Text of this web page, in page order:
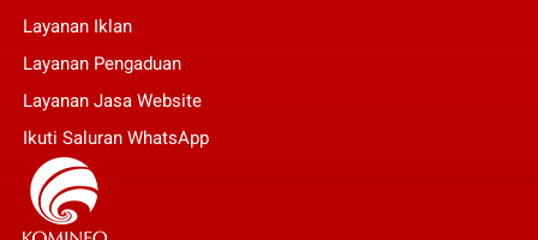
Layanan Iklan
Layanan Pengaduan
Layanan Jasa Website
Ikuti Saluran WhatsApp